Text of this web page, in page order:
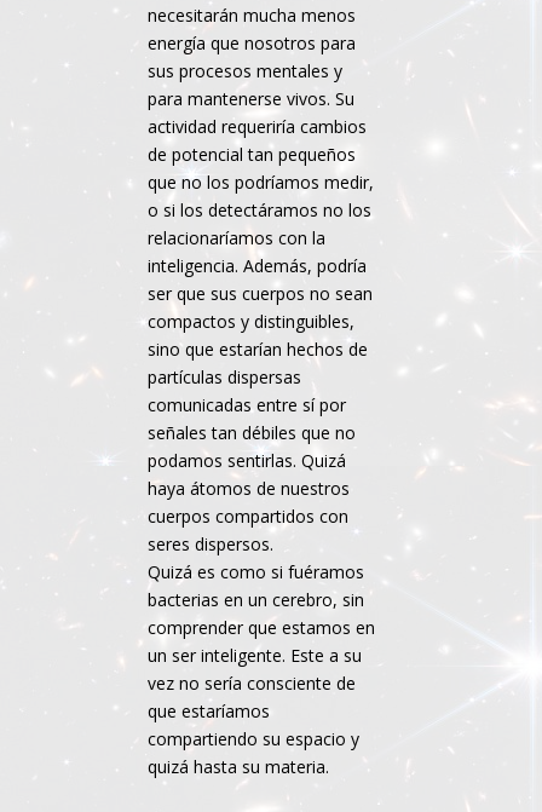
necesitarán mucha menos
energía que nosotros para
sus procesos mentales y
para mantenerse vivos. Su
actividad requeriría cambios
de potencial tan pequeños
que no los podríamos medir,
o si los detectáramos no los
relacionaríamos con la
inteligencia. Además, podría
ser que sus cuerpos no sean
compactos y distinguibles,
sino que estarían hechos de
partículas dispersas
comunicadas entre sí por
señales tan débiles que no
podamos sentirlas. Quizá
haya átomos de nuestros
cuerpos compartidos con
seres dispersos.
Quizá es como si fuéramos
bacterias en un cerebro, sin
comprender que estamos en
un ser inteligente. Este a su
vez no sería consciente de
que estaríamos
compartiendo su espacio y
quizá hasta su materia.